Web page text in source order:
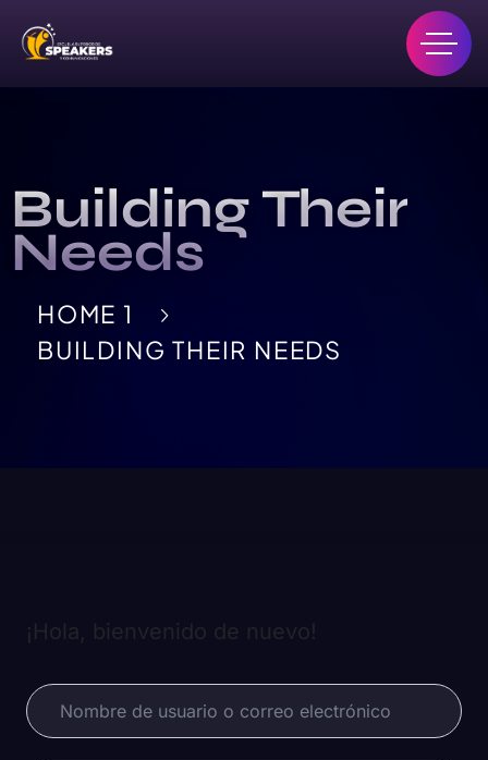
Building Their
Needs
HOME 1
BUILDING THEIR NEEDS
¡Hola, bienvenido de nuevo!